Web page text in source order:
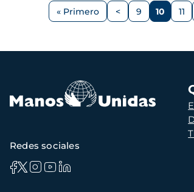
Paginación
Primera
« Primero
Página
< Página
9 Página
10 11
Redes sociales